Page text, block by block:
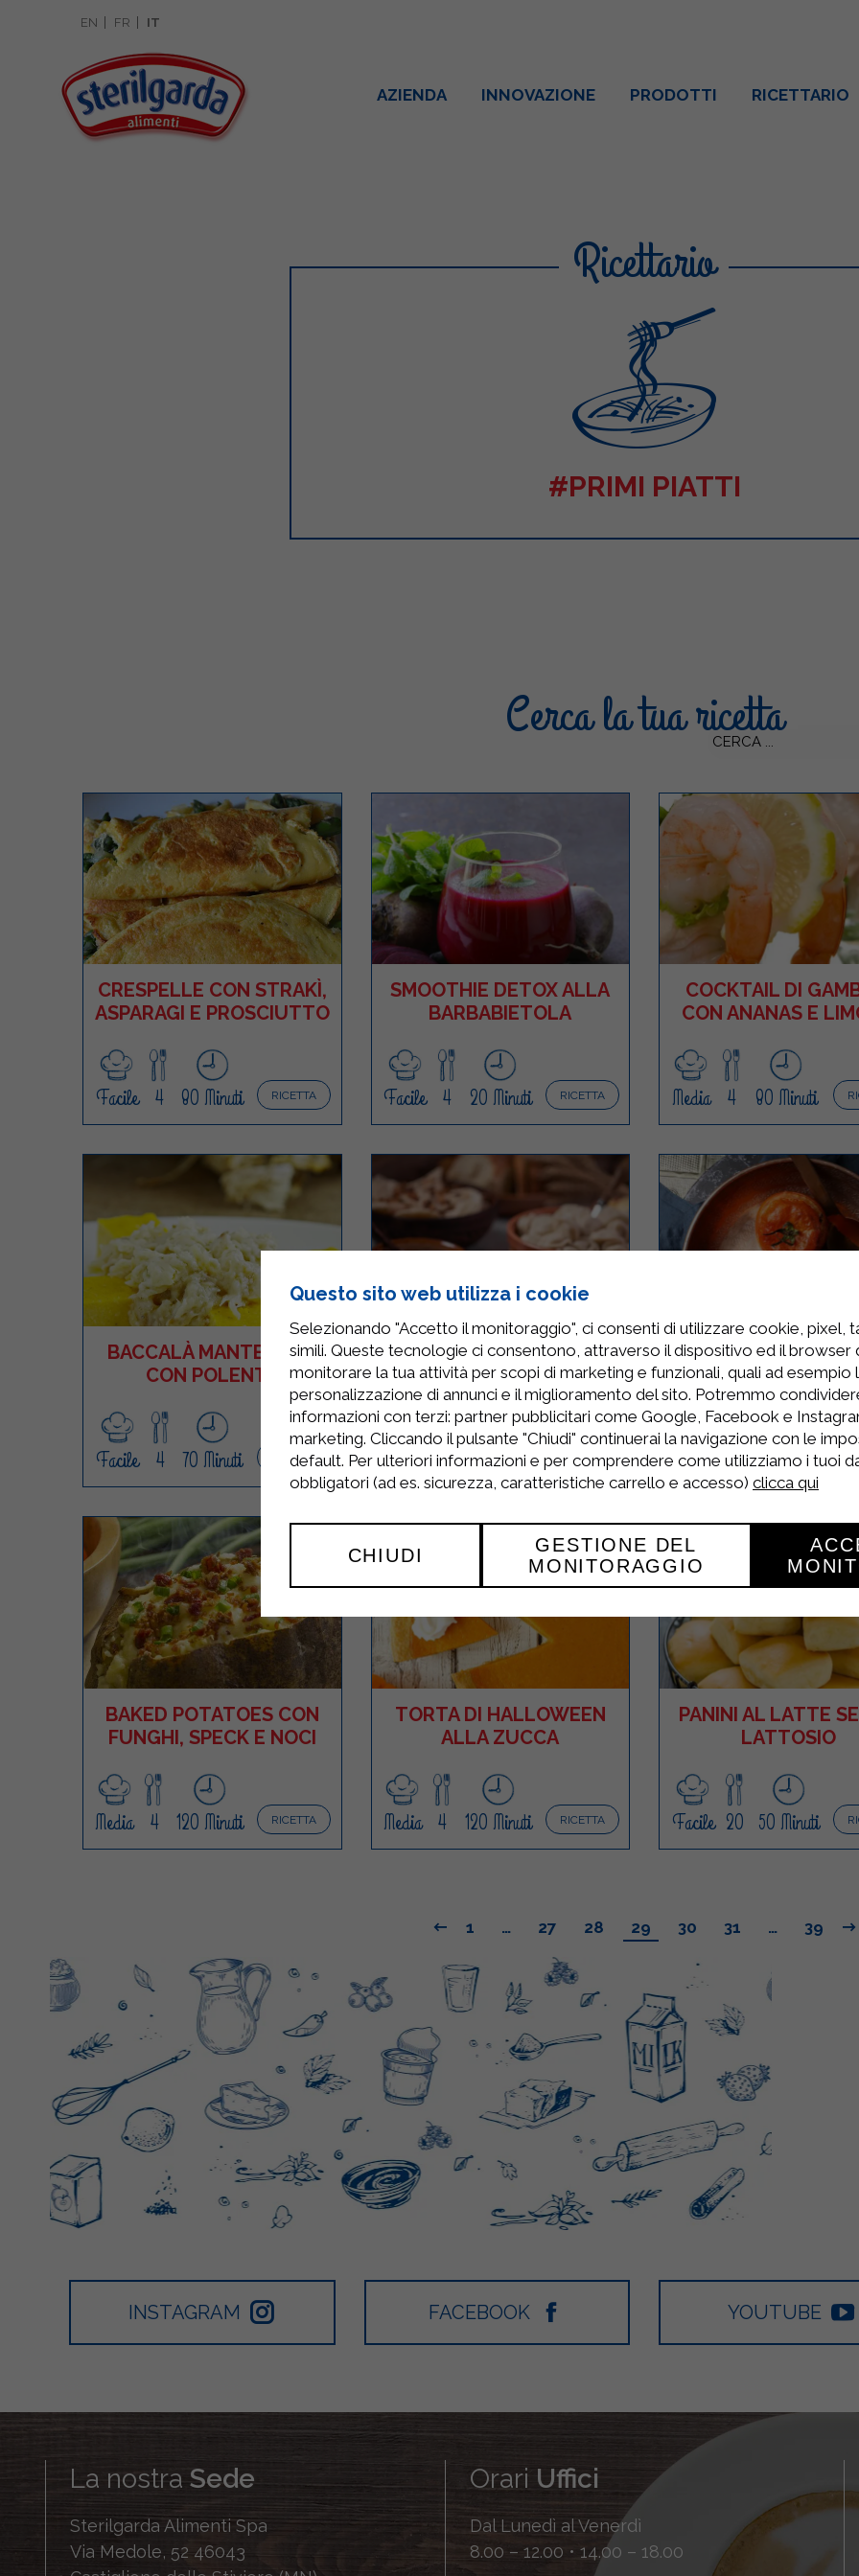
EN FR IT
AZIENDA INNOVAZIONE PRODOTTI RICETTARIO
Ricettario
#PRIMI PIATTI
Cerca la tua ricetta
CRESPELLE CON STRAKÌ,
ASPARAGI E PROSCIUTTO
RICETTA
Facile 4 80 Minuti
SMOOTHIE DETOX ALLA
BARBABIETOLA
RICETTA
Facile 4 20 Minuti
COCKTAIL DI
CON ANANAS E
Media 4 80 Minuti
BACCALÀ MANTECATO
CON POLENTA
RICETTA
Facile 4 70 Minuti
FAGOTTINI MELE E
CULATELLO
RICETTA
Media 8 60 Minuti
POMODORI
Semplice 8 60 Minuti
BAKED POTATOES CON
FUNGHI, SPECK E NOCI
RICETTA
Media 4 120 Minuti
TORTA DI HALLOWEEN
ALLA ZUCCA
RICETTA
Media 4 120 Minuti
PANINI AL LATTE
LATTOSIO
Facile 20 50 Minuti
1 … 27 28 29 30 31 … 39
INSTAGRAM FACEBOOK YOUTUBE
La nostra Sede
Sterilgarda Alimenti Spa
Via Medole, 52 46043
Orari Uffici
Dal Lunedì al Venerdì
8.00 – 12.00 • 14.00 – 18.00
Questo sito web utilizza i cookie
Selezionando "Accetto il monitoraggio", ci consenti di utilizzare cookie, pixel,
simili. Queste tecnologie ci consentono, attraverso il dispositivo ed il browser
monitorare la tua attività per scopi di marketing e funzionali, quali ad esempio
personalizzazione di annunci e il miglioramento del sito. Potremmo
informazioni con terzi: partner pubblicitari come Google, Facebook e
marketing. Cliccando il pulsante "Chiudi" continuerai la navigazione con le
default. Per ulteriori informazioni e per comprendere come utilizziamo i tuoi
obbligatori (ad es. sicurezza, caratteristiche carrello e accesso) clicca qui
CHIUDI
GESTIONE DEL
MONITORAGGIO